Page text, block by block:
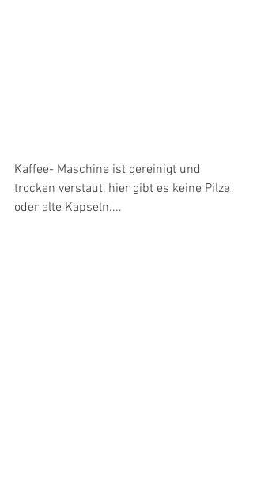
Kaffee- Maschine ist gereinigt und
trocken verstaut, hier gibt es keine Pilze
oder alte Kapseln....